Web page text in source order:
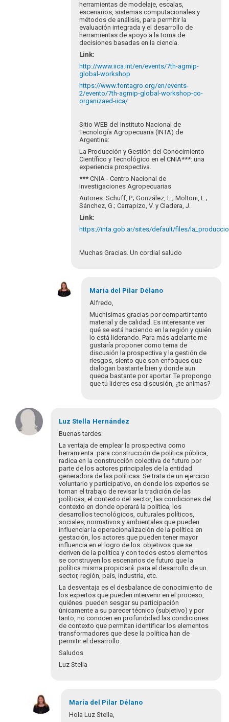
herramientas de modelaje, escalas,
escenarios, sistemas computacionales y
métodos de análisis, para permitir la
evaluación integrada y el desarrollo de
herramientas de apoyo a la toma de
decisiones basadas en la ciencia.
Link:
http://www.iica.int/en/events/7th-agmip-
global-workshop
https://www.fontagro.org/en/events-
2/evento/7th-agmip-global-workshop-co-
organizaed-iica/
Sitio WEB del Instituto Nacional de
Tecnología Agropecuaria (INTA) de
Argentina:
La Producción y Gestión del Conocimiento
Científico y Tecnológico en el CNIA***: una
experiencia prospectiva.
***CNIA - Centro Nacional de
Investigaciones Agropecuarias
Autores: Schuff, P.; González, L.; Moltoni, L.;
Sánchez, G.; Carrapizo, V. y Cladera, J.
Link:
https://inta.gob.ar/sites/default/files/
Muchas Gracias. Un cordial saludo
respuesta
María del Pilar Délano
Alfredo,
Muchísimas gracias por compartir tanto
material y de calidad. Es interesante ver
qué se está haciendo en la región y quién
lo está liderando. Para más adelante me
gustaría proponer como tema de
discusión la prospectiva y la gestión de
riesgos, siento que son enfoques que
dialogan bastante bien y donde aun
queda bastante por aportar. Te propongo
que tú lideres esa discusión, ¿te animas?
respuesta
Estimada
María
del
Pilar:
por
collado.alfred…
Luz Stella Hernández
Buenas tardes:
La ventaja de emplear la prospectiva como
herramienta para construcción de política pública,
radica en la construcción colectiva de futuro por
parte de los actores principales de la entidad
generadora de las políticas. Se trata de un ejercicio
voluntario y participativo, en donde los expertos se
toman el trabajo de revisar la tradición de las
políticas, el contexto del sector, las condiciones del
contexto en donde operará la política, los
desarrollos tecnológicos, culturales políticos,
sociales, normativos y ambientales que pueden
influenciar la operacionalización de la política en
gestación, los actores que pueden tener mayor
influencia en el logro de los objetivos que se
deriven de la política y con todos estos elementos
se construyen los escenarios de futuro que la
política misma propiciará para el desarrollo de un
sector, región, país, industria, etc.
La desventaja es el desbalance de conocimiento de
los expertos que pueden intervenir en el proceso,
quiénes pueden sesgar su participación
únicamente a su parecer técnico (subjetivo) y por
tanto, no conocen en profundidad las condiciones
de contexto que permitan identificar los elementos
transformadores que dese la política han de
permitir el desarrollo.
Saludos
Luz Stella
María del Pilar Délano
Hola Luz Stella,